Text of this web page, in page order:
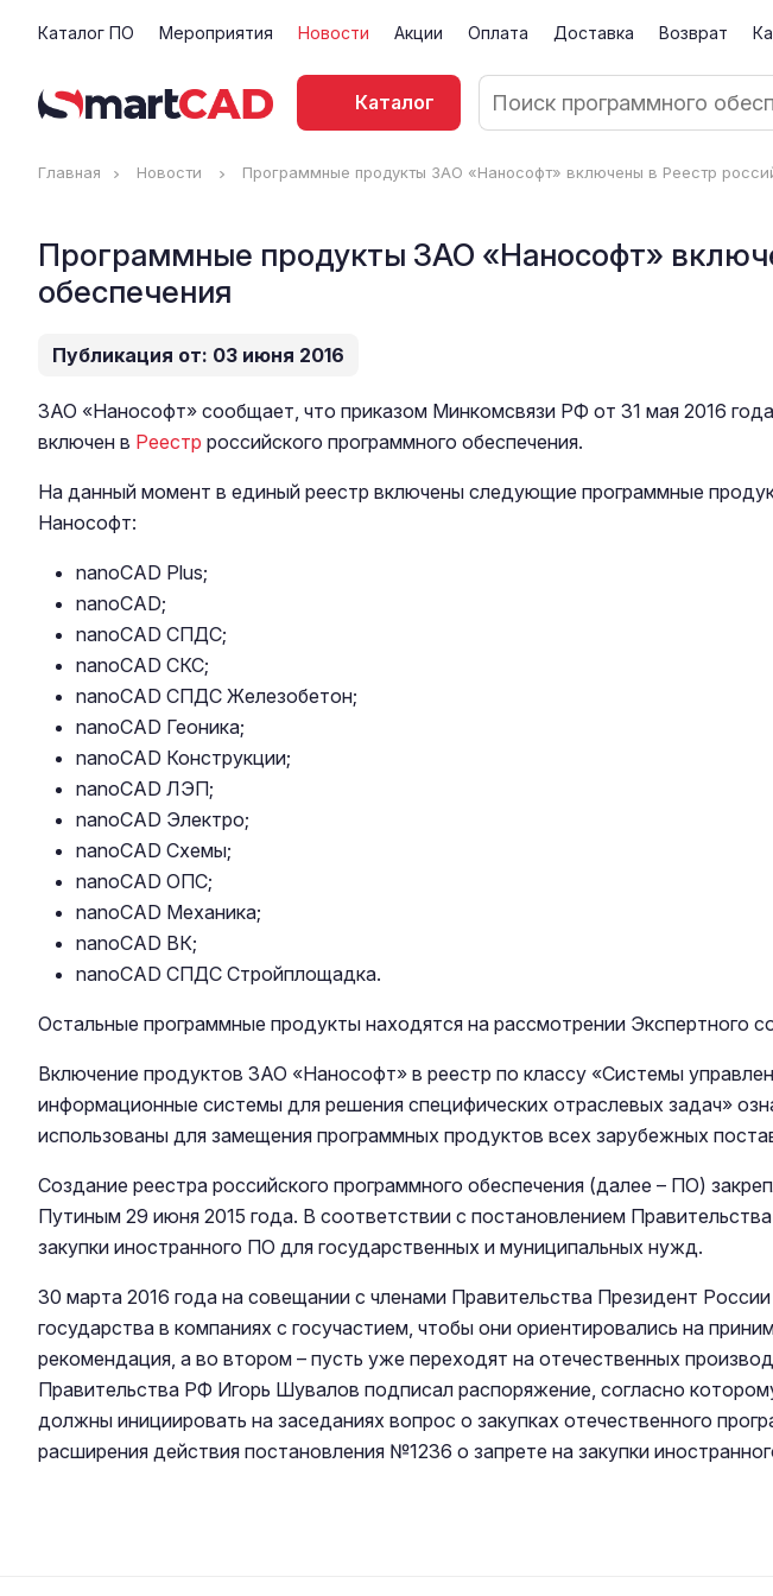
Каталог ПО Мероприятия Новости Акции Оплата Доставка Возврат
Каталог
Главная Новости Программные продукты ЗАО «Нанософт» включены в Реестр
Программные продукты ЗАО «Нанософт»
обеспечения
Публикация от: 03 июня 2016
ЗАО «Нанософт» сообщает, что приказом Минкомсвязи РФ от 31 мая 2016
включен в Реестр российского программного обеспечения.
На данный момент в единый реестр включены следующие программные
Нанософт:
nanoCAD Plus;
nanoCAD;
nanoCAD СПДС;
nanoCAD СКС;
nanoCAD СПДС Железобетон;
nanoCAD Геоника;
nanoCAD Конструкции;
nanoCAD ЛЭП;
nanoCAD Электро;
nanoCAD Схемы;
nanoCAD ОПС;
nanoCAD Механика;
nanoCAD ВК;
nanoCAD СПДС Стройплощадка.
Остальные программные продукты находятся на рассмотрении Экспертного
Включение продуктов ЗАО «Нанософт» в реестр по классу «Системы
информационные системы для решения специфических отраслевых задач»
использованы для замещения программных продуктов всех зарубежных
Создание реестра российского программного обеспечения (далее – ПО)
Путиным 29 июня 2015 года. В соответствии с постановлением
закупки иностранного ПО для государственных и муниципальных нужд.
30 марта 2016 года на совещании с членами Правительства Президент
государства в компаниях с госучастием, чтобы они ориентировались на
рекомендация, а во втором – пусть уже переходят на отечественных
Правительства РФ Игорь Шувалов подписал распоряжение, согласно
должны инициировать на заседаниях вопрос о закупках отечественного
расширения действия постановления №1236 о запрете на закупки